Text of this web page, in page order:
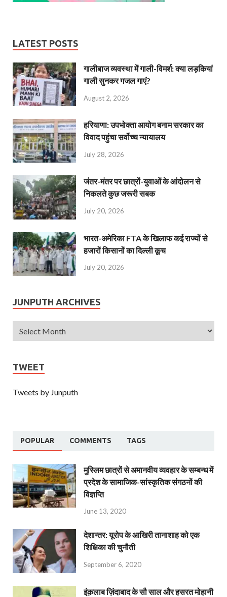
LATEST POSTS
गालीबाज व्‍यवस्‍था में गाली-विमर्श: क्या लड़कियां
गाली सुनकर गजल गाएं?
August 2, 2026
हरियाणा: उपभोक्ता आयोग बनाम सरकार का
विवाद पहुंचा सर्वोच्च न्यायालय
July 28, 2026
जंतर-मंतर पर छात्रों-युवाओं के आंदोलन से
निकलते कुछ जरूरी सबक
July 20, 2026
भारत-अमेरिका FTA के खिलाफ कई राज्यों से
हजारों किसानों का दिल्ली कूच
July 20, 2026
JUNPUTH ARCHIVES
TWEET
Tweets by Junputh
POPULAR COMMENTS TAGS
मुस्लिम छात्रों से अमानवीय व्यवहार के सम्बन्ध में
प्रदेश के सामाजिक-सांस्कृतिक संगठनों की
विज्ञप्ति
June 13, 2020
देशान्‍तर: यूरोप के आखिरी तानाशाह को एक
शिक्षिका की चुनौती
September 6, 2020
इंक़लाब ज़िंदाबाद के सौ साल और हसरत मोहानी